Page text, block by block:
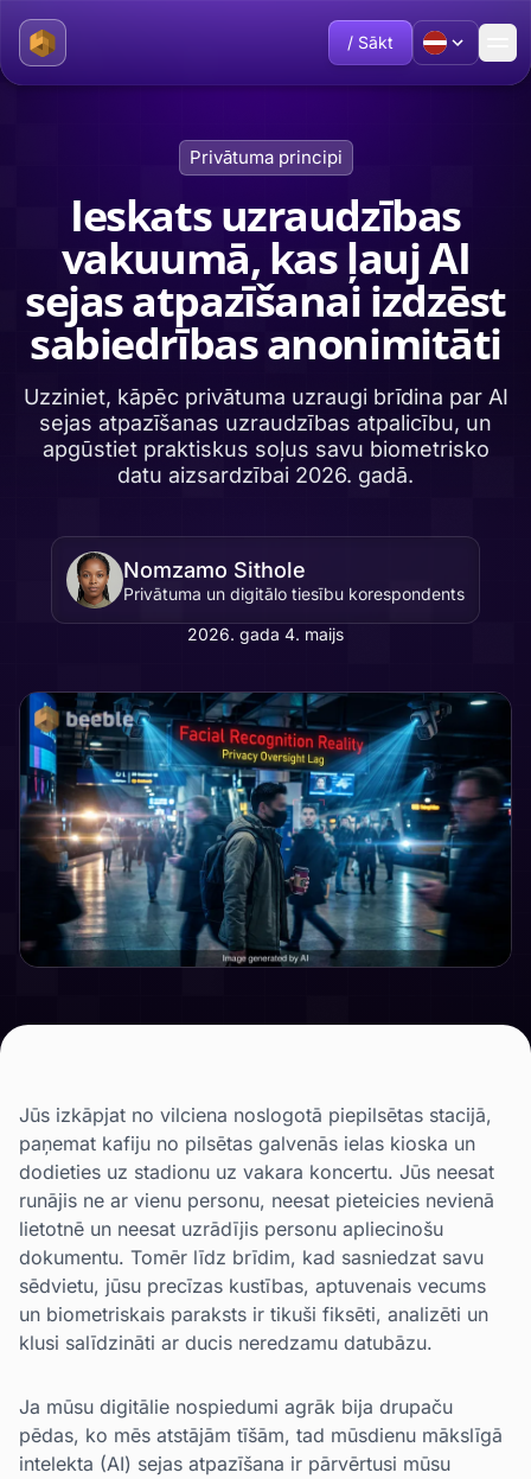
/ Sākt
Privātuma principi
Ieskats uzraudzības
vakuumā, kas ļauj AI
sejas atpazīšanai izdzēst
sabiedrības anonimitāti
Uzziniet, kāpēc privātuma uzraugi brīdina par AI
sejas atpazīšanas uzraudzības atpalicību, un
apgūstiet praktiskus soļus savu biometrisko
datu aizsardzībai 2026. gadā.
Nomzamo Sithole
Privātuma un digitālo tiesību korespondents
2026. gada 4. maijs
Jūs izkāpjat no vilciena noslogotā piepilsētas stacijā,
paņemat kafiju no pilsētas galvenās ielas kioska un
dodieties uz stadionu uz vakara koncertu. Jūs neesat
runājis ne ar vienu personu, neesat pieteicies nevienā
lietotnē un neesat uzrādījis personu apliecinošu
dokumentu. Tomēr līdz brīdim, kad sasniedzat savu
sēdvietu, jūsu precīzas kustības, aptuvenais vecums
un biometriskais paraksts ir tikuši fiksēti, analizēti un
klusi salīdzināti ar ducis neredzamu datubāzu.
Ja mūsu digitālie nospiedumi agrāk bija drupaču
pēdas, ko mēs atstājām tīšām, tad mūsdienu mākslīgā
intelekta (AI) sejas atpazīšana ir pārvērtusi mūsu